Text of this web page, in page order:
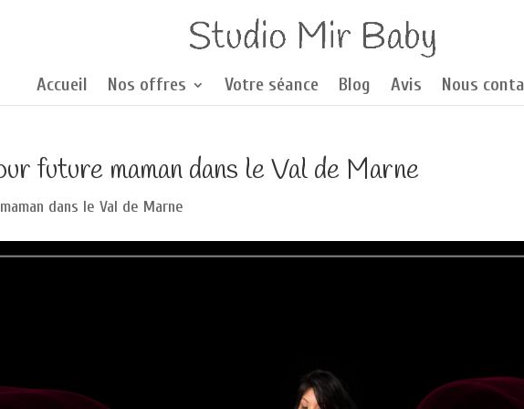
Accueil Nos offres Votre séance Blog Avis Nous
future maman dans le Val de Marne
dans le Val de Marne